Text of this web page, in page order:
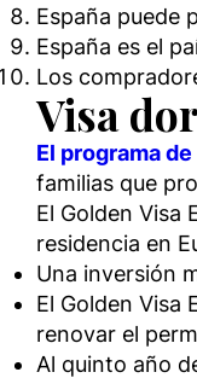
España puede
España es el
Los
Visa
El programa
familias que
El Golden Visa
residencia en
Una inversión
El Golden Visa
renovar el
Al quinto año